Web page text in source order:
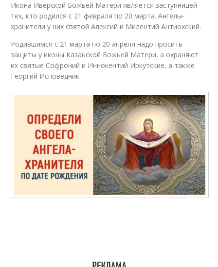
Икона Иверской Божьей Матери является заступницей
тех, кто родился с 21 февраля по 20 марта. Ангелы-
хранители у них святой Алексий и Милентий Антиохский.
Родившимся с 21 марта по 20 апреля надо просить
защиты у иконы Казанской Божьей Матери, а охраняют
их святые Софроний и Иннокентий Иркутские, а также
Георгий Исповедник.